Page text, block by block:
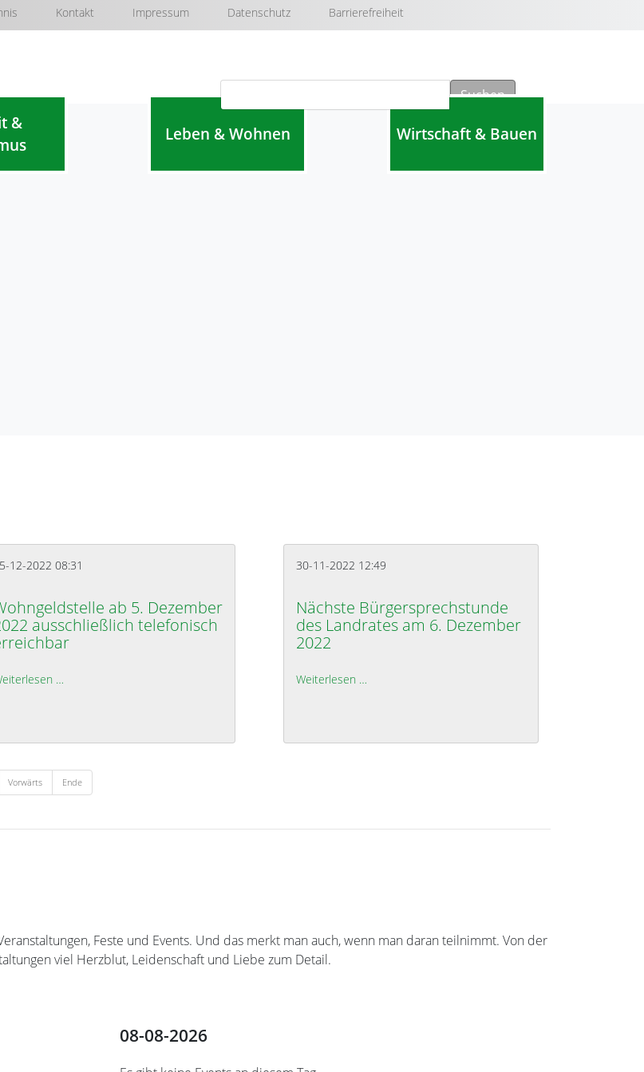
Kontakt Impressum Datenschutz Barrierefreiheit
Suchen
&
Leben & Wohnen Wirtschaft & Bauen
12-2022 08:31
ab 5. Dezember
ausschließlich telefonisch
… Wohngeldstelle ab 5. Dezember 2022 ausschließlich telefonisch erreichbar
30-11-2022 12:49
Nächste Bürgersprechstunde
des Landrates am 6. Dezember
2022
Weiterlesen …
Vorwärts Ende
Feste und Events. Und das merkt man auch, wenn man daran teilnimmt. Von der
viel Herzblut, Leidenschaft und Liebe zum Detail.
08-08-2026